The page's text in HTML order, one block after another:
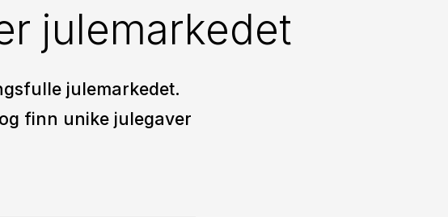
julemarkedet
julemarkedet.
finn unike julegaver